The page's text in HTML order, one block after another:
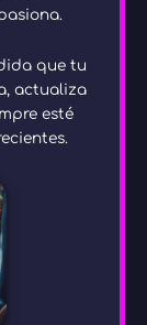
que tu
actualiza
esté